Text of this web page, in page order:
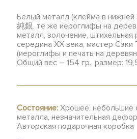
Белый металл (клейма в нижней
純銀, те же иероглифы на
металл, золочение, штихельная
середина ХХ века, мастер Сэки
(иероглифы и печать на
Общий вес – 154 гр., размер:
Состояние: Хрошее, небольшие
металла, незначительная
Авторская подарочная коробка